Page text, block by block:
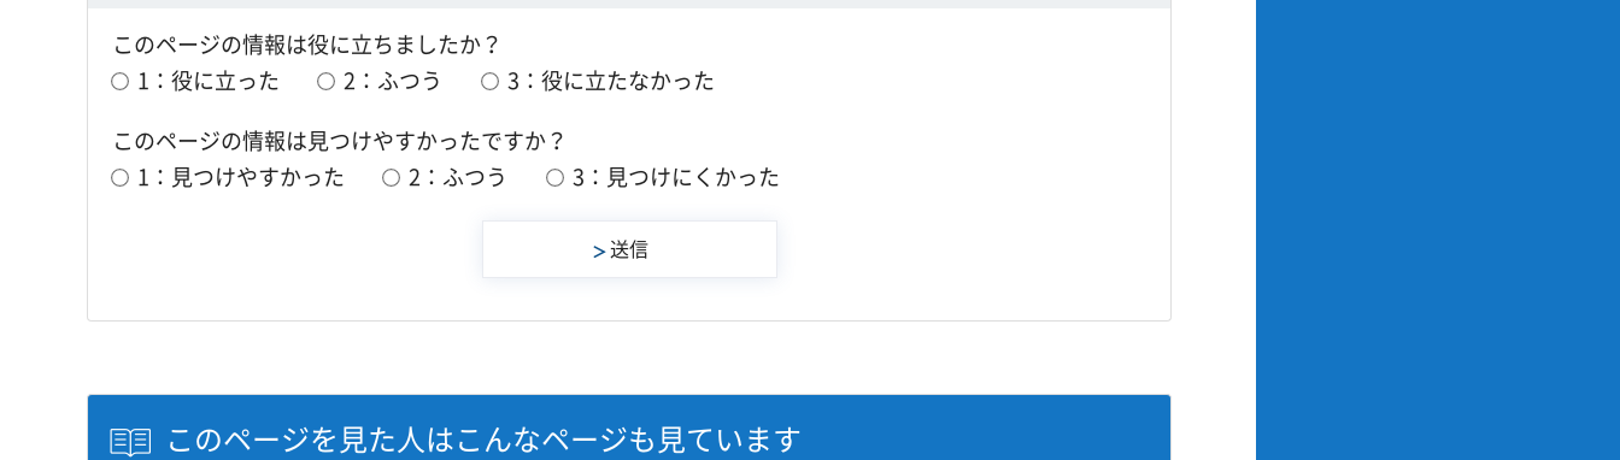
このページの情報は役に立ちましたか？
1：役に立った
2：ふつう
3：役に立たなかった
このページの情報は見つけやすかったですか？
1：見つけやすかった
2：ふつう 3：見つけにくかった
このページを見た人はこんなページも見ています